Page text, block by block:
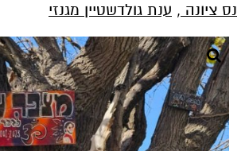
נס ציונה , ענת גולדשטיין מגנזי